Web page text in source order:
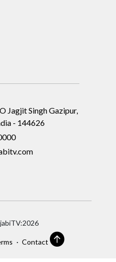
Jagjit Singh Gazipur,
- 144626
· Contact